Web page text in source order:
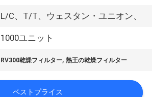
L/C、T/T、ウェスタン・ユニオン、
1000ユニット
RV300乾燥フィルター,熱王の乾燥フィルター
ベストプライス